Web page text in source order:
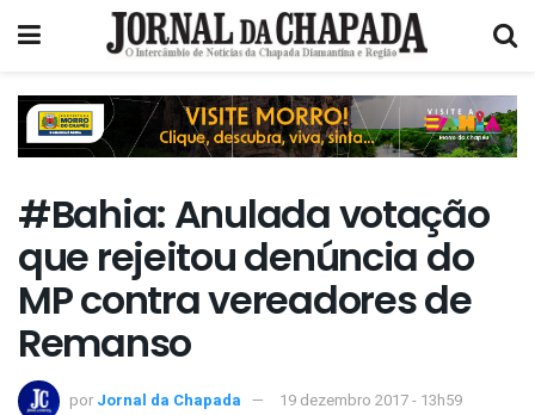
#Bahia: Anulada votação
que rejeitou denúncia do
MP contra vereadores de
Remanso
por Jornal da Chapada 19 dezembro 2017 - 13h59